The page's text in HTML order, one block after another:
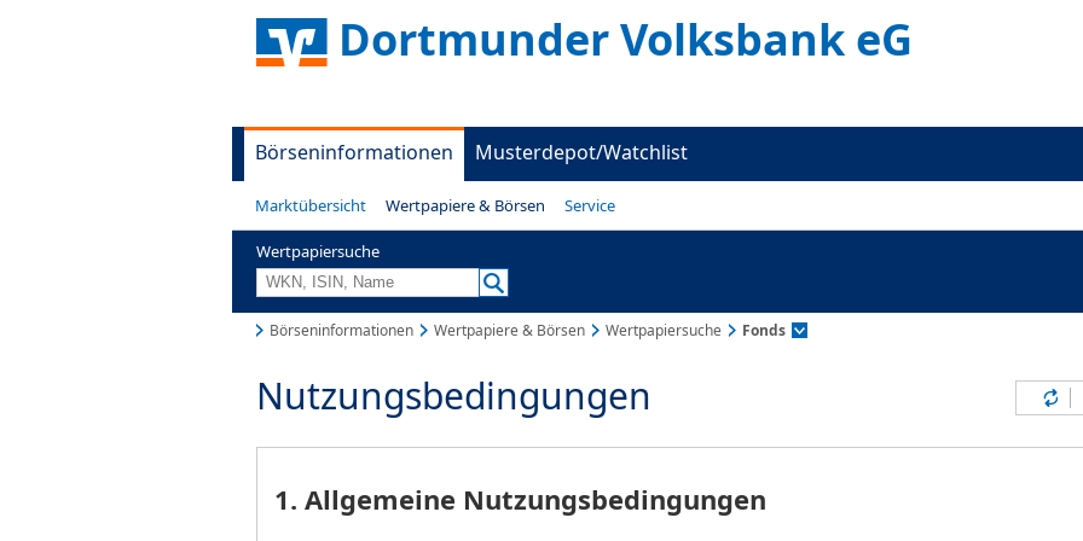
Dortmunder Volksbank eG
Börseninformationen Musterdepot/Watchlist
Marktübersicht Wertpapiere & Börsen Service
Wertpapiersuche
Börseninformationen Wertpapiere & Börsen Wertpapiersuche Fonds
Nutzungsbedingungen
1. Allgemeine Nutzungsbedingungen